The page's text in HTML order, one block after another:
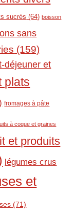
sucrés (64) boisson
sans
(159)
déjeuner et
plats
fromages à pâte
à coque et graines
et produits
légumes crus
et
(71)